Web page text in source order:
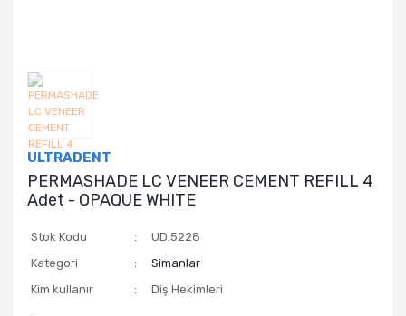
ULTRADENT
PERMASHADE LC VENEER CEMENT REFILL 4
Adet - OPAQUE WHITE
Stok Kodu
UD.5228
Kategori
Simanlar
Kim kullanır
Diş Hekimleri